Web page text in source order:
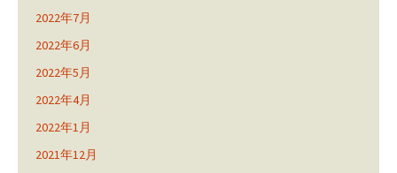
2022年7月
2022年6月
2022年5月
2022年4月
2022年1月
2021年12月